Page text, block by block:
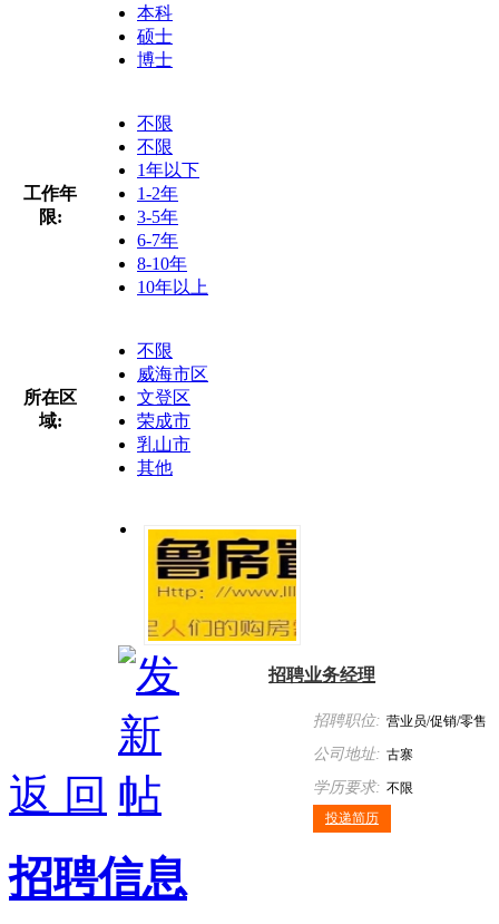
本科
硕士
博士
工作年
限:
不限
不限
1年以下
1-2年
3-5年
6-7年
8-10年
10年以上
所在区
域:
不限
威海市区
文登区
荣成市
乳山市
其他
招聘业务经理
招聘职位: 营业员/促销/零售
公司地址: 古寨
学历要求: 不限
投递简历
返 回
招聘信息